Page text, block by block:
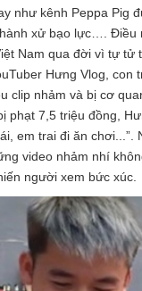
như kênh Peppa Pig
xử bạo lực…. Điều
Nam qua đời vì tự tử
Hưng Vlog, con
nhảm và bị cơ
phạt 7,5 triệu đồng,
em trai đi ăn chơi...”.
video nhảm nhí
người xem bức xúc.